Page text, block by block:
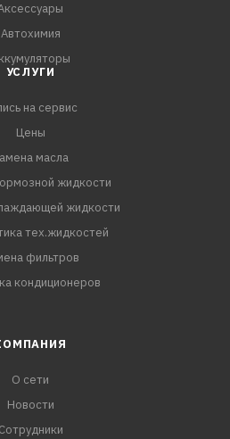
Автохимия
УСЛУГИ
на сервис
Цены
масла
жидкости
жидкости
тех.жидкостей
фильтров
кондиционеров
О сети
Новости
Сотрудники